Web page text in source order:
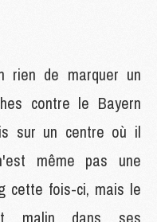
de marquer un
contre le Bayern
sur un centre où il
même pas une
cette fois-ci, mais le
malin dans ses